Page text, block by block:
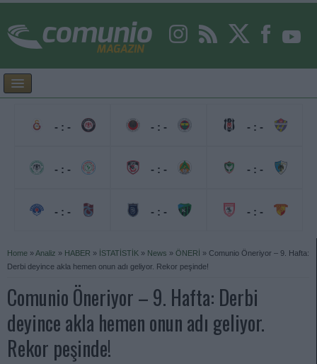
- : -
- : -
- : -
- : -
- : -
- : -
- : -
- : -
- : -
Home »Analiz » HABER » İSTATİSTİK » News » ÖNERİ » Comunio Öneriyor – 9. Hafta:
Derbi deyince akla hemen onun adı geliyor. Rekor peşinde!
Comunio Öneriyor – 9. Hafta: Derbi
deyince akla hemen onun adı geliyor.
Rekor peşinde!